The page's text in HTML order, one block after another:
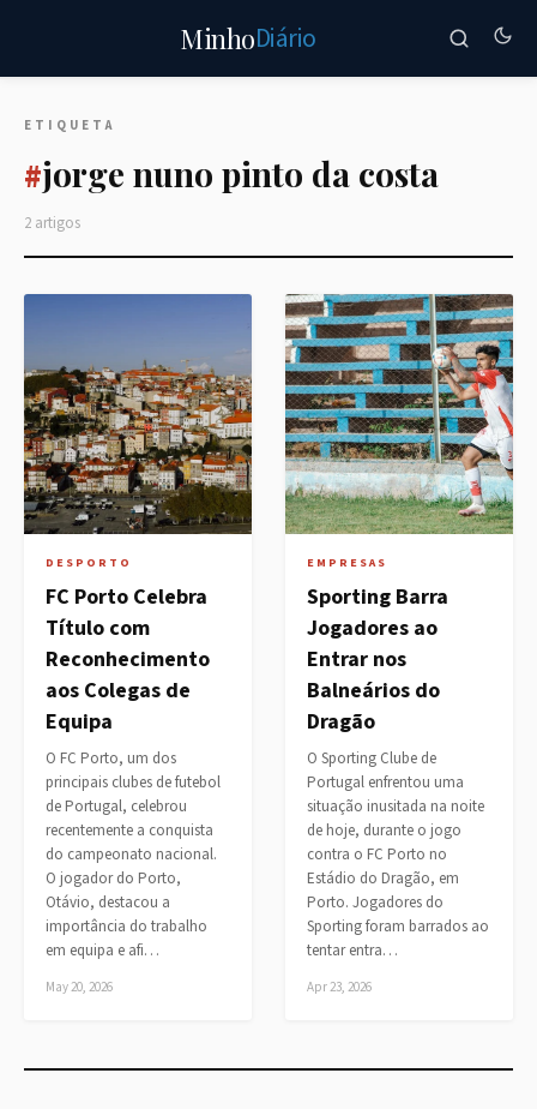
MinhoDiário
ETIQUETA
#jorge nuno pinto da costa
2 artigos
DESPORTO
FC Porto Celebra
Título com
Reconhecimento
aos Colegas de
Equipa
O FC Porto, um dos
principais clubes de futebol
de Portugal, celebrou
recentemente a conquista
do campeonato nacional.
O jogador do Porto,
Otávio, destacou a
importância do trabalho
em equipa e afi…
May 20, 2026
EMPRESAS
Sporting Barra
Jogadores ao
Entrar nos
Balneários do
Dragão
O Sporting Clube de
Portugal enfrentou uma
situação inusitada na noite
de hoje, durante o jogo
contra o FC Porto no
Estádio do Dragão, em
Porto. Jogadores do
Sporting foram barrados ao
tentar entra…
Apr 23, 2026